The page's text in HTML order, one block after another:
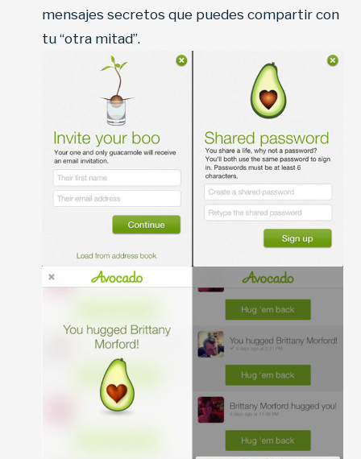
mensajes secretos que puedes compartir con
tu “otra mitad”.